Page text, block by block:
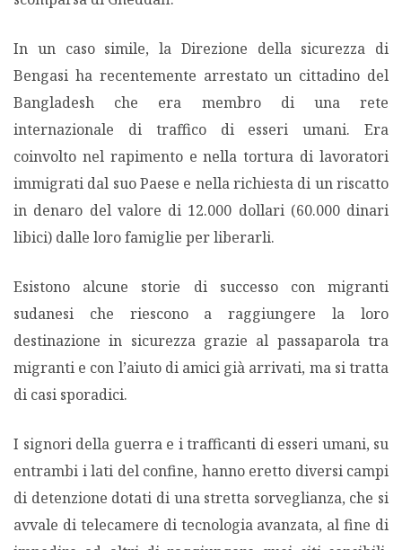
In un caso simile, la Direzione della sicurezza di
Bengasi ha recentemente arrestato un cittadino del
Bangladesh che era membro di una rete
internazionale di traffico di esseri umani. Era
coinvolto nel rapimento e nella tortura di lavoratori
immigrati dal suo Paese e nella richiesta di un riscatto
in denaro del valore di 12.000 dollari (60.000 dinari
libici) dalle loro famiglie per liberarli.
Esistono alcune storie di successo con migranti
sudanesi che riescono a raggiungere la loro
destinazione in sicurezza grazie al passaparola tra
migranti e con l’aiuto di amici già arrivati, ma si tratta
di casi sporadici.
I signori della guerra e i trafficanti di esseri umani, su
entrambi i lati del confine, hanno eretto diversi campi
di detenzione dotati di una stretta sorveglianza, che si
avvale di telecamere di tecnologia avanzata, al fine di